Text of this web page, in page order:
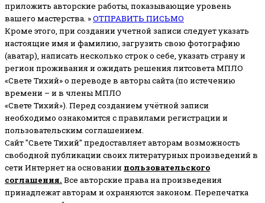
приложить авторские работы, показывающие уровень
вашего мастерства. »ОТПРАВИТЬ ПИСЬМО
Кроме этого, при создании учетной записи следует указать
настоящие имя и фамилию, загрузить свою фотографию
(аватар), написать несколько строк о себе, указать страну и
регион проживания и ожидать решения литсовета МПЛО
«Свете Тихий» о переводе в авторы сайта (по истечению
времени – и в члены МПЛО
«Свете Тихий»). Перед созданием учётной записи
необходимо ознакомится с правилами регистрации и
пользовательским соглашением.
Сайт "Свете Тихий" предоставляет авторам возможность
свободной публикации своих литературных произведений в
сети Интернет на основании пользовательского
соглашения. Все авторские права на произведения
принадлежат авторам и охраняются законом. Перепечатка